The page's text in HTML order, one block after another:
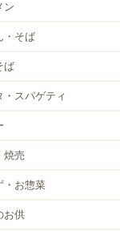
ン
・そば
ば
・スパゲティ
焼売
・お惣菜
お供